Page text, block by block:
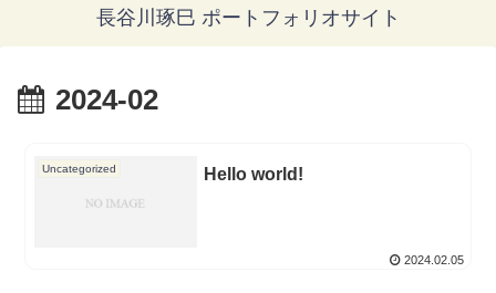
長谷川琢巳 ポートフォリオサイト
2024-02
Uncategorized Hello world!
2024.02.05